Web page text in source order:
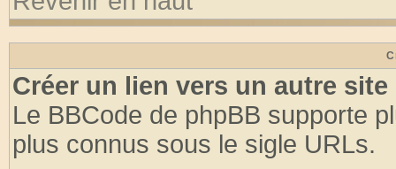
Créer un lien vers un autre site
Le BBCode de phpBB supporte
plus connus sous le sigle URLs.